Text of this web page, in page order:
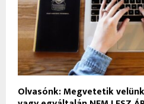
Olvasónk: Megvetetik